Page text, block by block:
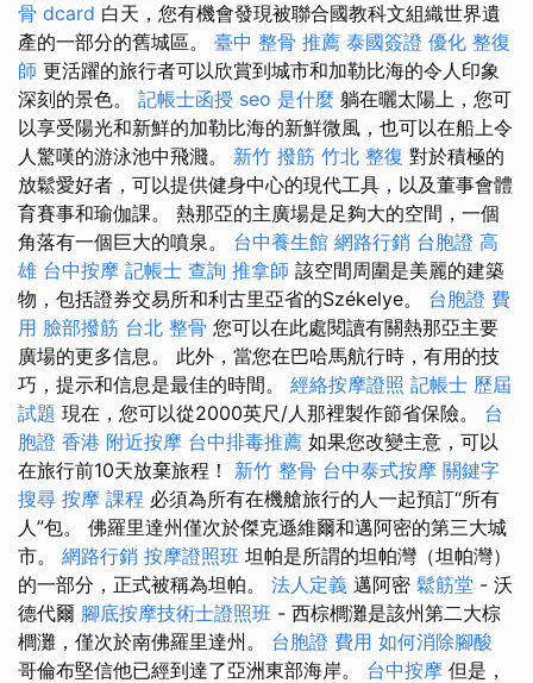
骨 dcard 白天，您有機會發現被聯合國教科文組織世界遺
產的一部分的舊城區。 臺中 整骨 推薦 泰國簽證 優化 整復
師 更活躍的旅行者可以欣賞到城市和加勒比海的令人印象
深刻的景色。 記帳士函授 seo 是什麼 躺在曬太陽上，您可
以享受陽光和新鮮的加勒比海的新鮮微風，也可以在船上令
人驚嘆的游泳池中飛濺。 新竹 撥筋 竹北 整復 對於積極的
放鬆愛好者，可以提供健身中心的現代工具，以及董事會體
育賽事和瑜伽課。 熱那亞的主廣場是足夠大的空間，一個
角落有一個巨大的噴泉。 台中養生館 網路行銷 台胞證 高
雄 台中按摩 記帳士 查詢 推拿師 該空間周圍是美麗的建築
物，包括證券交易所和利古里亞省的Székelye。 台胞證 費
用 臉部撥筋 台北 整骨 您可以在此處閱讀有關熱那亞主要
廣場的更多信息。 此外，當您在巴哈馬航行時，有用的技
巧，提示和信息是最佳的時間。 經絡按摩證照 記帳士 歷屆
試題 現在，您可以從2000英尺/人那裡製作節省保險。 台
胞證 香港 附近按摩 台中排毒推薦 如果您改變主意，可以
在旅行前10天放棄旅程！ 新竹 整骨 台中泰式按摩 關鍵字
搜尋 按摩 課程 必須為所有在機艙旅行的人一起預訂“所有
人”包。 佛羅里達州僅次於傑克遜維爾和邁阿密的第三大城
市。 網路行銷 按摩證照班 坦帕是所謂的坦帕灣（坦帕灣）
的一部分，正式被稱為坦帕。 法人定義 邁阿密 鬆筋堂 - 沃
德代爾 腳底按摩技術士證照班 - 西棕櫚灘是該州第二大棕
櫚灘，僅次於南佛羅里達州。 台胞證 費用 如何消除腳酸
哥倫布堅信他已經到達了亞洲東部海岸。 台中按摩 但是，